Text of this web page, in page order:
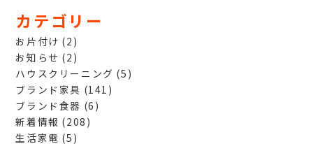
カテゴリー
お片付け (2)
お知らせ (2)
ハウスクリーニング (5)
ブランド家具 (141)
ブランド食器 (6)
新着情報 (208)
生活家電 (5)